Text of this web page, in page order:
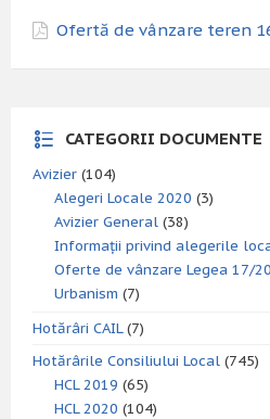
Ofertă de vânzare teren
CATEGORII DOCUMENTE
Avizier (104)
Alegeri Locale 2020 (3)
Avizier General (38)
Informații privind alegerile
Oferte de vânzare Legea 17/
Urbanism (7)
Hotărâri CAIL(7)
Hotărârile Consiliului Local (745)
HCL 2019 (65)
HCL 2020 (104)